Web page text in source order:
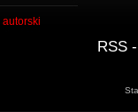
RSS